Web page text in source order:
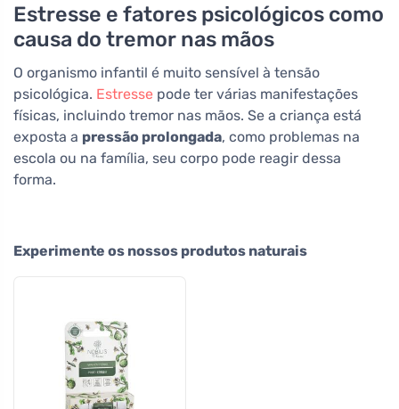
Estresse e fatores psicológicos como
causa do tremor nas mãos
O organismo infantil é muito sensível à tensão
psicológica. Estresse pode ter várias manifestações
físicas, incluindo tremor nas mãos. Se a criança está
exposta a pressão prolongada, como problemas na
escola ou na família, seu corpo pode reagir dessa
forma.
Experimente os nossos produtos naturais